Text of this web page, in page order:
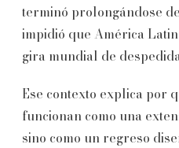
terminó prolongándose
impidió que América
gira mundial de
Ese contexto explica por
funcionan como una
sino como un regreso